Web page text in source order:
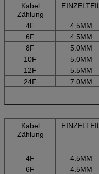
Kabel
Zählung
EINZELTEIL
4F
4.5MM
6F
4.5MM
8F
5.0MM
10F
5.0MM
12F
5.5MM
24F
7.0MM
Kabel
Zählung
EINZELTEIL
4F
4.5MM
6F
4.5MM